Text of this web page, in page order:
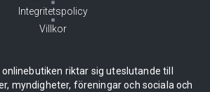
Integritetspolicy
Villkor
riktar sig uteslutande till
myndigheter, föreningar och sociala och